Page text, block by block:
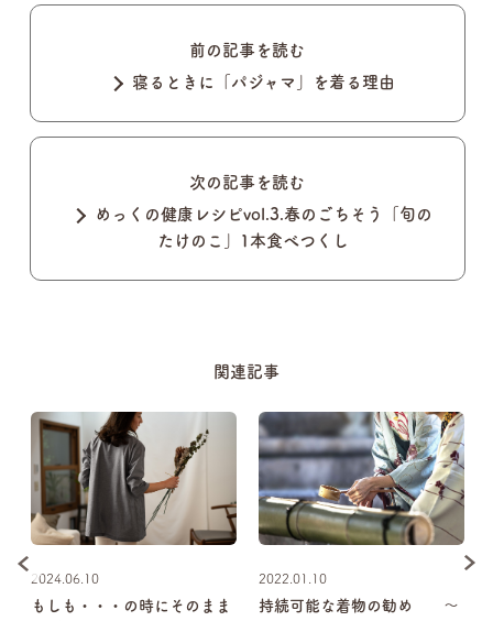
前の記事を読む
寝るときに「パジャマ」を着る理由
次の記事を読む
めっくの健康レシピvol.3.春のごちそう「旬の
たけのこ」1本食べつくし
関連記事
2024.06.10
もしも・・・の時にそのまま
2022.01.10
持続可能な着物の勧め ～